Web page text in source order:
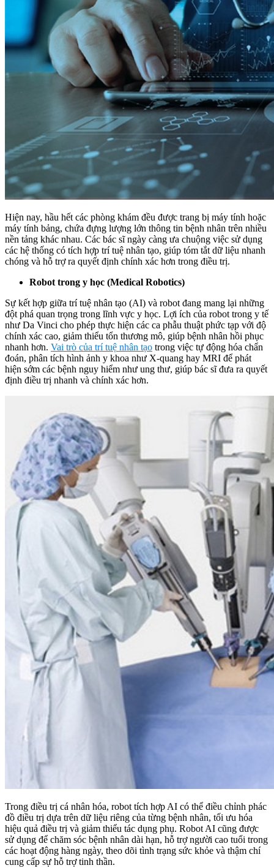
Hiện nay, hầu hết các phòng khám đều được trang bị máy tính hoặc
máy tính bảng, chứa đựng lượng lớn thông tin bệnh nhân trên nhiều
nền tảng khác nhau. Các bác sĩ ngày càng ưa chuộng việc sử dụng
các hệ thống có tích hợp trí tuệ nhân tạo, giúp tóm tắt dữ liệu nhanh
chóng và hỗ trợ ra quyết định chính xác hơn trong điều trị.
Robot trong y học (Medical Robotics)
Sự kết hợp giữa trí tuệ nhân tạo (AI) và robot đang mang lại những
đột phá quan trọng trong lĩnh vực y học. Lợi ích của robot trong y tế
như Da Vinci cho phép thực hiện các ca phẫu thuật phức tạp với độ
chính xác cao, giảm thiểu tổn thương mô, giúp bệnh nhân hồi phục
nhanh hơn. Vai trò của trí tuệ nhân tạo trong việc tự động hóa chẩn
đoán, phân tích hình ảnh y khoa như X-quang hay MRI để phát
hiện sớm các bệnh nguy hiểm như ung thư, giúp bác sĩ đưa ra quyết
định điều trị nhanh và chính xác hơn.
Trong điều trị cá nhân hóa, robot tích hợp AI có thể điều chỉnh phác
đồ điều trị dựa trên dữ liệu riêng của từng bệnh nhân, tối ưu hóa
hiệu quả điều trị và giảm thiểu tác dụng phụ. Robot AI cũng được
sử dụng để chăm sóc bệnh nhân dài hạn, hỗ trợ người cao tuổi trong
các hoạt động hàng ngày, theo dõi tình trạng sức khỏe và thậm chí
cung cấp sự hỗ trợ tinh thần.